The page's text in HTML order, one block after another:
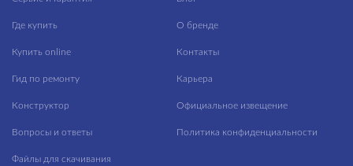
Где купить
Купить online
Гид по ремонту
Конструктор
Вопросы и ответы
Файлы для скачивания
О бренде
Контакты
Карьера
Официальное извещение
Политика конфиденциальности